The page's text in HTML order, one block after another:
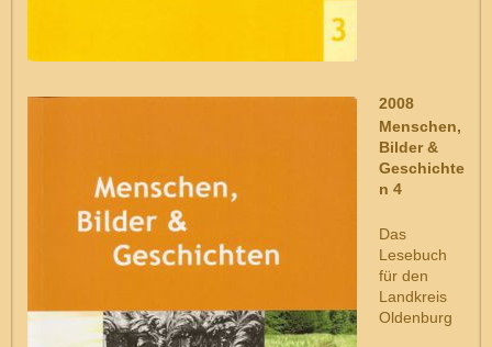
2008
Menschen,
Bilder &
Geschichte
n 4
Das
Lesebuch
für den
Landkreis
Oldenburg